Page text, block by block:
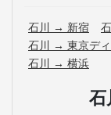
石川 → 新宿
石川 → 東京デ
石川 → 横浜
石